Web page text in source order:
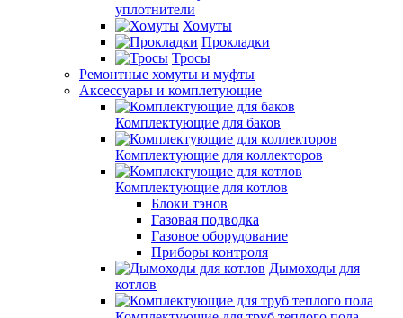
уплотнители
Хомуты
Прокладки
Тросы
Ремонтные хомуты и муфты
Аксессуары и комплетующие
Комплектующие для баков
Комплектующие для коллекторов
Комплектующие для котлов
Блоки тэнов
Газовая подводка
Газовое оборудование
Приборы контроля
Дымоходы для
котлов